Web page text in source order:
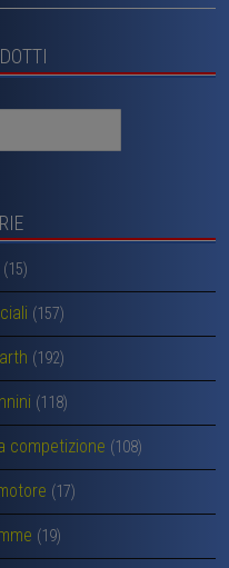
(15)
(157)
(192)
(118)
competizione (108)
(17)
(19)